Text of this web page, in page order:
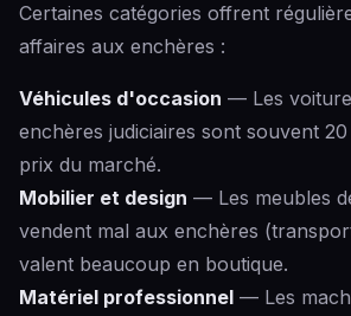
Certaines catégories offrent
affaires aux enchères :
Véhicules d'occasion — Les
enchères judiciaires sont souvent
prix du marché.
Mobilier et design — Les meubles
vendent mal aux enchères
valent beaucoup en boutique.
Matériel professionnel — Les